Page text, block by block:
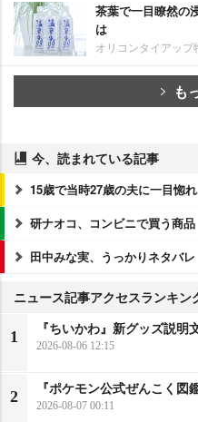
茶葉で一目瞭然の
は
オリコンタイアップ
も
今、読まれている記事
15歳で当時27歳の夫に一目惚れ
研ナオコ、コンビニで買う商品
田中みな実、うっかりネタバレ
ニュース記事アクセスランキン
1
『ちいかわ』新グッズ説明
2026-08-06 12:15
2
『ポケモン公式ぜんこく図
2026-08-07 00:11